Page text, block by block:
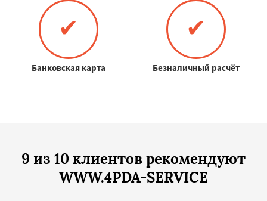
✔
Банковская карта
✔
Безналичный расчёт
9 из 10 клиентов рекомендуют
WWW.4PDA-SERVICE